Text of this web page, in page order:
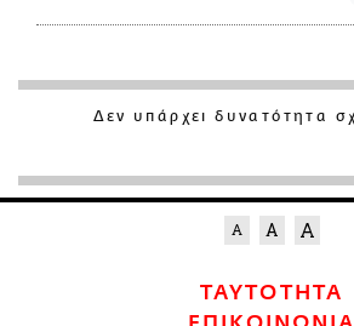
Δεν υπάρχει δυνατότητα
ΤΑΥΤΟΤΗΤΑ